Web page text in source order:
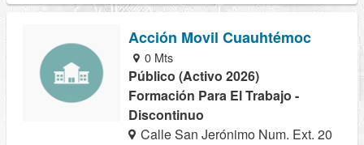
Acción Movil Cuauhtémoc
0 Mts
Público (Activo 2026)
Formación Para El Trabajo -
Discontinuo
Calle San Jerónimo Num. Ext. 20